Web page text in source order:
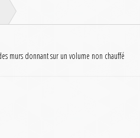
murs donnant sur un volume non chauffé